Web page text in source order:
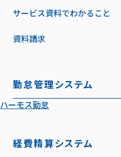
サービス資料でわかること
資料請求
勤怠管理システム
ハーモス勤怠
経費精算システム